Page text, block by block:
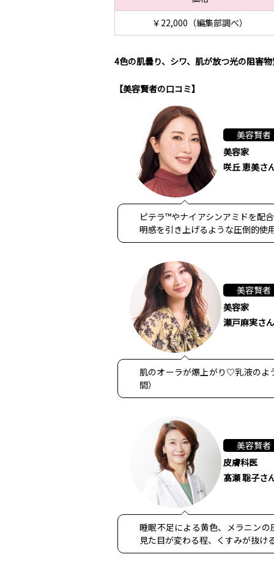
￥22,000（編集部調べ）
4色の肌曇り、シワ、肌が放つ光の阻害
【美容賢者の口コミ】
美容賢者
美容家
咲丘 恵美さ
ピテラ™やナイアシンアミドを配
明感を引き上げるような圧倒的使
美容賢者
美容家
瀬戸麻実さん
肌のオーラが爆上がり♡乳液のよ
間）
美容賢者
皮膚科医
髙瀬 聡子さ
睡眠不足による黄色、メラニン
見た目が変わる程、くすみが抜け